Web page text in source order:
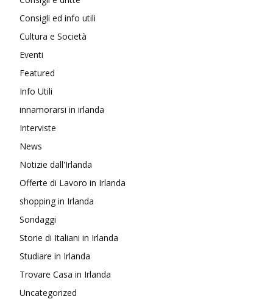
Consigli ed info utili
Cultura e Società
Eventi
Featured
Info Utili
innamorarsi in irlanda
Interviste
News
Notizie dall'Irlanda
Offerte di Lavoro in Irlanda
shopping in Irlanda
Sondaggi
Storie di Italiani in Irlanda
Studiare in Irlanda
Trovare Casa in Irlanda
Uncategorized